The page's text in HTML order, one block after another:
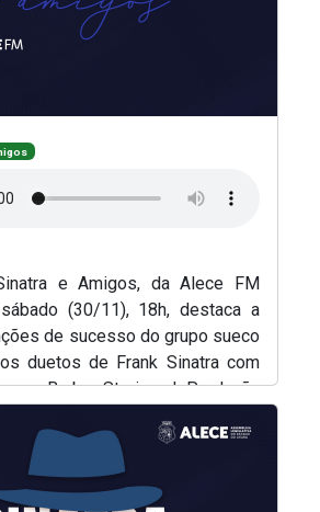
janela)
e Amigos, da Alece FM
(30/11), 18h, destaca a
de sucesso do grupo sueco
duetos de Frank Sinatra com
e Barbra Streisand. Produção